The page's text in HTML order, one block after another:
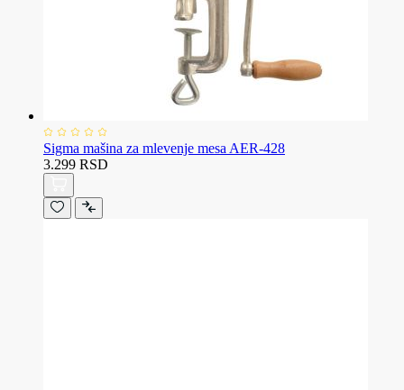
Sigma mašina za mlevenje mesa AER-428
3.299 RSD